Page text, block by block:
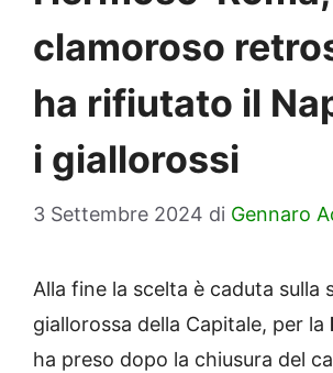
clamoroso
ha rifiutato il
i giallorossi
3 Settembre 2024 di Gennaro
Alla fine la scelta è caduta sulla
giallorossa della Capitale, per la
ha preso dopo la chiusura del